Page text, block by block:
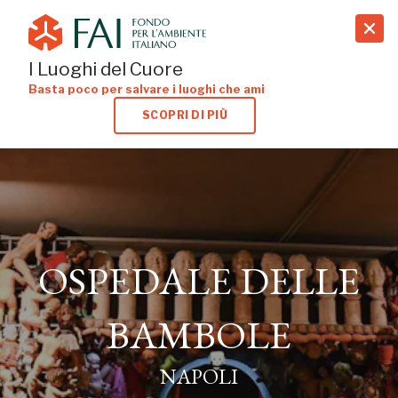
search
I Luoghi del Cuore
Basta poco per salvare i luoghi che ami
SCOPRI DI PIÙ
OSPEDALE DELLE
BAMBOLE
NAPOLI
OSPEDALE DELLE
BAMBOLE
NAPOLI